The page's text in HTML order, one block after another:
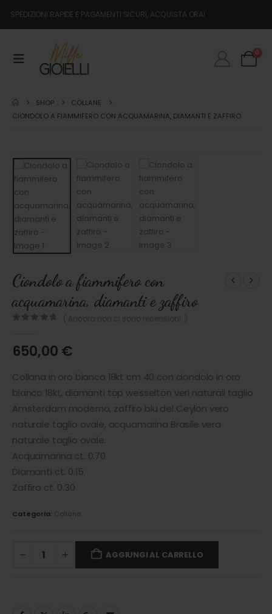
SPEDIZIONI RAPIDE E PAGAMENTI SICURI, ACQUISTA ORA!
0
SHOP
COLLANE
CIONDOLO A FIAMMIFERO CON ACQUAMARINA, DIAMANTI E ZAFFIRO
Ciondolo a fiammifero con
acquamarina, diamanti e zaffiro
650,00 €
Collana in oro bianco 18kt cm 40 con ciondolo in oro
bianco 18kt, diamanti top wesselton veri naturali taglio
Amsterdam moderno, zaffiro blu del Ceylon vero
naturale taglio ovale, acquamarina Brasile vera
naturale taglio ovale.
Acquamarina ct. 0.70
Diamanti ct. 0.15
Zaffiro ct. 0.30
Categoria: Collane
AGGIUNGI AL CARRELLO